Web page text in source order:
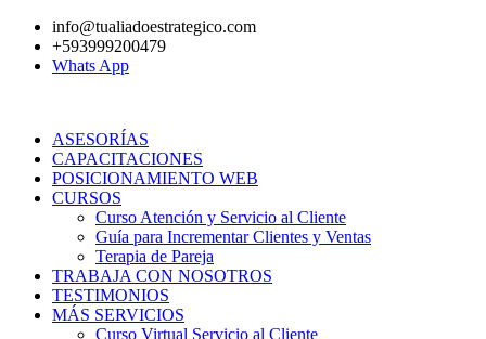
contenido
info@tualiadoestrategico.com
+593999200479
Whats App
ASESORÍAS
CAPACITACIONES
POSICIONAMIENTO WEB
CURSOS
Curso Atención y Servicio al Cliente
Guía para Incrementar Clientes y Ventas
Terapia de Pareja
TRABAJA CON NOSOTROS
TESTIMONIOS
MÁS SERVICIOS
Curso Virtual Servicio al Cliente